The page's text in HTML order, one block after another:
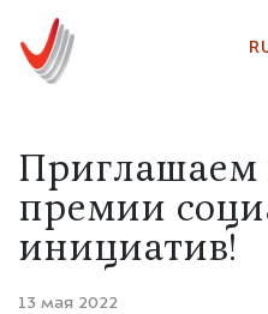
Приглашаем
премии
инициатив!
13 мая 2022